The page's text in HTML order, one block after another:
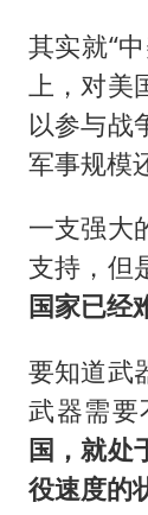
其实就“
上，对美
以参与战
军事规模
一支强大
支持，但
国家已经
要知道武
武器需
国，就处
役速度的